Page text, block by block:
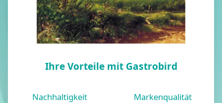
Ihre Vorteile mit Gastrobird
Nachhaltigkeit Markenqualität